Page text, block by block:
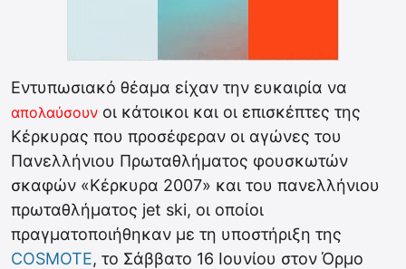
Εντυπωσιακό θέαμα είχαν την ευκαιρία να
απολαύσουν οι κάτοικοι και οι επισκέπτες της
Κέρκυρας που προσέφεραν οι αγώνες του
Πανελλήνιου Πρωταθλήματος φουσκωτών
σκαφών «Κέρκυρα 2007» και του πανελλήνιου
πρωταθλήματος jet ski, οι οποίοι
πραγματοποιήθηκαν με τη υποστήριξη της
COSMOTE, το Σάββατο 16 Ιουνίου στον Όρμο